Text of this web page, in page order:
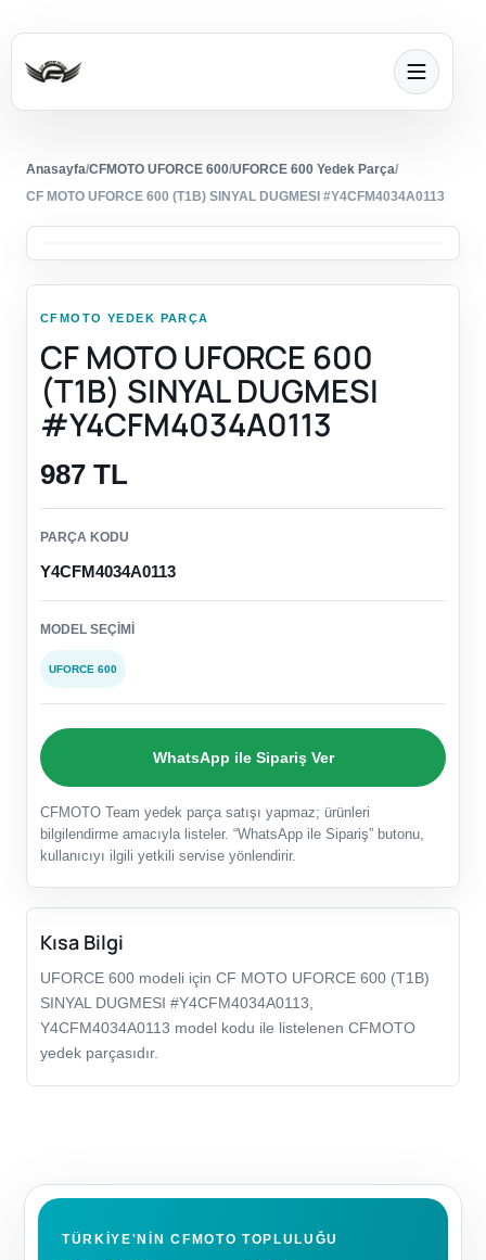
Anasayfa/CFMOTO UFORCE 600/UFORCE 600 Yedek Parça/
CF MOTO UFORCE 600 (T1B) SINYAL DUGMESI #Y4CFM4034A0113
CFMOTO YEDEK PARÇA
CF MOTO UFORCE 600
(T1B) SINYAL DUGMESI
#Y4CFM4034A0113
987 TL
PARÇA KODU
Y4CFM4034A0113
MODEL SEÇIMI
UFORCE 600
WhatsApp ile Sipariş Ver
CFMOTO Team yedek parça satışı yapmaz; ürünleri
bilgilendirme amacıyla listeler. “WhatsApp ile Sipariş” butonu,
kullanıcıyı ilgili yetkili servise yönlendirir.
Kısa Bilgi
UFORCE 600 modeli için CF MOTO UFORCE 600 (T1B)
SINYAL DUGMESI #Y4CFM4034A0113,
Y4CFM4034A0113 model kodu ile listelenen CFMOTO
yedek parçasıdır.
TÜRKIYE'NIN CFMOTO TOPLULUĞU